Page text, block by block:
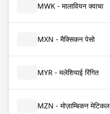
MWK - मालावियन क्वाचा
MXN - मैक्सिकन पेसो
MYR - मलेशियाई रिंगित
MZN - मोज़ाम्बिकन मेटिकल